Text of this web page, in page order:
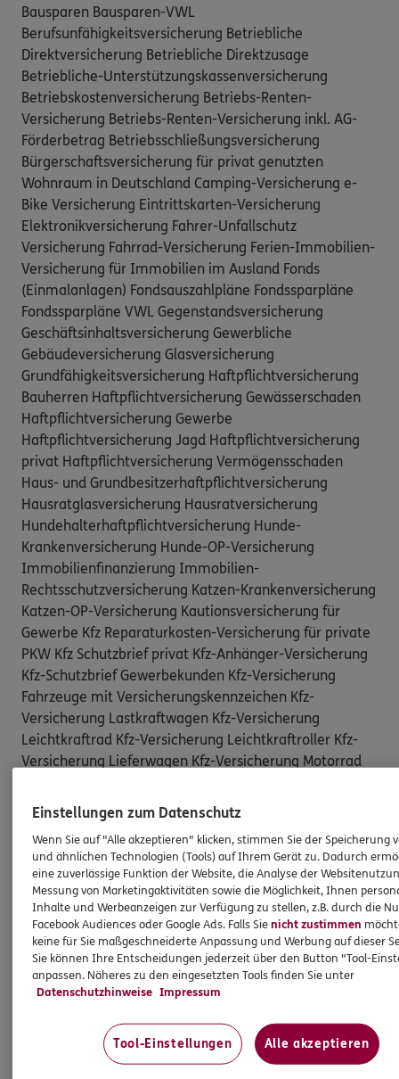
Bausparen Bausparen-VWL
Berufsunfähigkeitsversicherung Betriebliche
Direktversicherung Betriebliche Direktzusage
Betriebliche-Unterstützungskassenversicherung
Betriebskostenversicherung Betriebs-Renten-
Versicherung Betriebs-Renten-Versicherung inkl. AG-
Förderbetrag Betriebsschließungsversicherung
Bürgerschaftsversicherung für privat genutzten
Wohnraum in Deutschland Camping-Versicherung e-
Bike Versicherung Eintrittskarten-Versicherung
Elektronikversicherung Fahrer-Unfallschutz
Versicherung Fahrrad-Versicherung Ferien-Immobilien-
Versicherung für Immobilien im Ausland Fonds
(Einmalanlagen) Fondsauszahlpläne Fondssparpläne
Fondssparpläne VWL Gegenstandsversicherung
Geschäftsinhaltsversicherung Gewerbliche
Gebäudeversicherung Glasversicherung
Grundfähigkeitsversicherung Haftpflichtversicherung
Bauherren Haftpflichtversicherung Gewässerschaden
Haftpflichtversicherung Gewerbe
Haftpflichtversicherung Jagd Haftpflichtversicherung
privat Haftpflichtversicherung Vermögensschaden
Haus- und Grundbesitzerhaftpflichtversicherung
Hausratglasversicherung Hausratversicherung
Hundehalterhaftpflichtversicherung Hunde-
Krankenversicherung Hunde­-OP-Versicherung
Immobilienfinanzierung Immobilien-
Rechtsschutzversicherung Katzen-Krankenversicherung
Katzen-OP-Versicherung Kautionsversicherung für
Gewerbe Kfz Reparaturkosten-Versicherung für private
PKW Kfz Schutzbrief privat Kfz-Anhänger-Versicherung
Kfz-Schutzbrief Gewerbekunden Kfz-Versicherung
Fahrzeuge mit Versicherungskennzeichen Kfz-
Versicherung Lastkraftwagen Kfz-Versicherung
Leichtkraftrad Kfz-Versicherung Leichtkraftroller Kfz-
Versicherung Lieferwagen Kfz-Versicherung Motorrad
Versicherung PKW für Oldtimer, Youngtimer Kfz-
Versicherung Quad Kfz-Versicherung sonstige
Arbeitsmaschinen Kfz-Versicherung Trike Kfz-
Versicherung Wohnmobile Kfz-Versicherung
Zugmaschinen Kinder-Invaliditäts-Zusatzversicherung
Krankenhauszusatzversicherung
Krankentagegeldversicherung Krankenversicherung
International Krankenvollversicherung Privat
Krankenzusatzversicherung ambulante Behandlung
Krankenzusatzversicherung Brille
Kundenschließfachversicherung Maschinen- und
Kaskoversicherung für fahrbare Geräte
Einstellungen zum Datenschutz
Wenn Sie auf "Alle akzeptieren" klicken, stimmen Sie der Speicherung
und ähnlichen Technologien (Tools) auf Ihrem Gerät zu. Dadurch
eine zuverlässige Funktion der Website, die Analyse der
Messung von Marketingaktivitäten sowie die Möglichkeit, Ihnen
Inhalte und Werbeanzeigen zur Verfügung zu stellen, z.B. durch die
Facebook Audiences oder Google Ads. Falls Sienicht zustimmen
keine für Sie maßgeschneiderte Anpassung und Werbung auf dieser
Sie können Ihre Entscheidungen jederzeit über den Button "Tool-
anpassen. Näheres zu den eingesetzten Tools finden Sie unter
Datenschutzhinweise Impressum
Tool-Einstellungen Alle akzeptieren